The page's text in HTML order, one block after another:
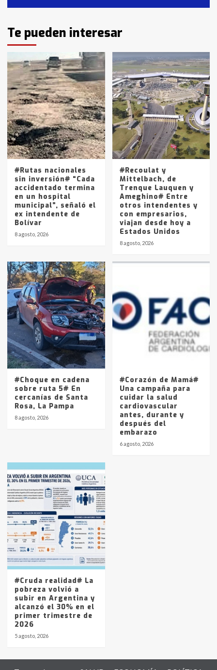
3
Identidad de los adolescentes
pampeanos que fueron
en la mañana del lunes
4
Accidente en Ruta 5: falleció un
joven de Trenque Lauquen
5
Los precios de los combustibles en
La Pampa, desde YPF hasta Axion
entre 857 a 1338 pesos
Te pueden interesar
#Rutas nacionales
sin inversión# “Cada
accidentado termina
en un hospital
municipal”, señaló el
ex intendente de
Bolívar
8 agosto, 2026
#Recoulat y
Mittelbach, de
Trenque Lauquen y
Ameghino# Entre
otros intendentes y
con empresarios,
viajan desde hoy a
Estados Unidos
8 agosto, 2026
#Choque en cadena
sobre ruta 5# En
cercanías de Santa
Rosa, La Pampa
8 agosto, 2026
#Corazón de Mamá#
Una campaña para
cuidar la salud
cardiovascular
antes, durante y
después del
embarazo
6 agosto, 2026
#Cruda realidad# La
pobreza volvió a
subir en Argentina y
alcanzó el 30% en el
primer trimestre de
2026
5 agosto, 2026